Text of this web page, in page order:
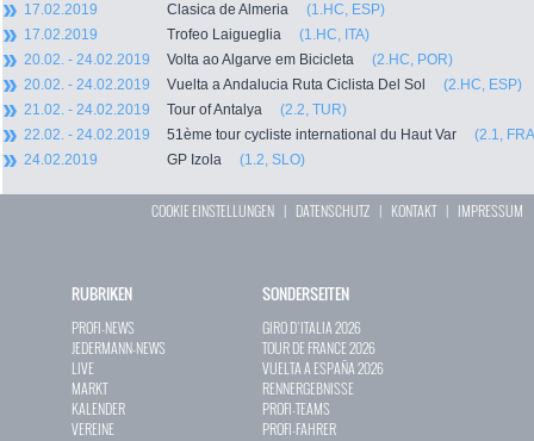
17.02.2019
Clasica de Almeria (1.HC, ESP)
17.02.2019
Trofeo Laigueglia (1.HC, ITA)
20.02. - 24.02.2019
Volta ao Algarve em Bicicleta (2.HC, POR)
20.02. - 24.02.2019
Vuelta a Andalucia Ruta Ciclista Del Sol (2.HC, ESP)
21.02. - 24.02.2019
Tour of Antalya (2.2, TUR)
22.02. - 24.02.2019
51ème tour cycliste international du Haut Var (2.1,
24.02.2019
GP Izola (1.2, SLO)
COOKIE EINSTELLUNGEN | DATENSCHUTZ | KONTAKT| IMPRESSUM
RUBRIKEN
PROFI-NEWS
JEDERMANN-NEWS
LIVE
MARKT
KALENDER
VEREINE
SONDERSEITEN
GIRO D`ITALIA 2026
TOUR DE FRANCE 2026
VUELTA A ESPAÑA 2026
RENNERGEBNISSE
PROFI-TEAMS
PROFI-FAHRER